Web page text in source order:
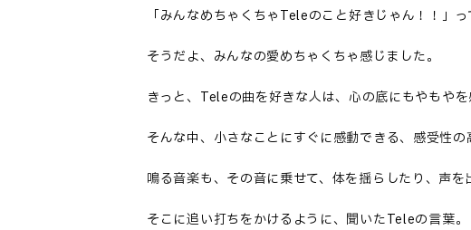
「みんなめちゃくちゃTeleのこと好きじゃん！！」
そうだよ、みんなの愛めちゃくちゃ感じました。
きっと、Teleの曲を好きな人は、心の底にもやもや
そんな中、小さなことにすぐに感動できる、感受性
鳴る音楽も、その音に乗せて、体を揺らしたり、声
そこに追い打ちをかけるように、聞いたTeleの言葉。